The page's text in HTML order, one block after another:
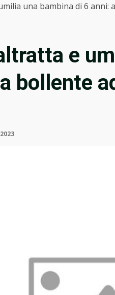
una bambina di 6 anni:
e
bollente